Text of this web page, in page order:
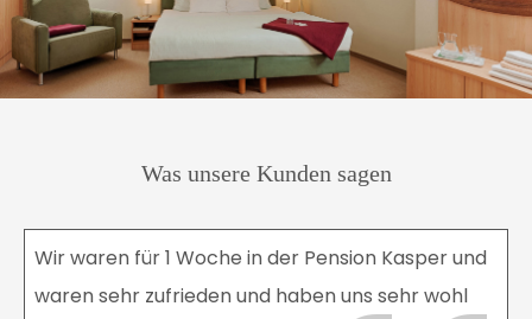
Was unsere Kunden sagen
Wir waren für 1 Woche in der Pension Kasper und
waren sehr zufrieden und haben uns sehr wohl